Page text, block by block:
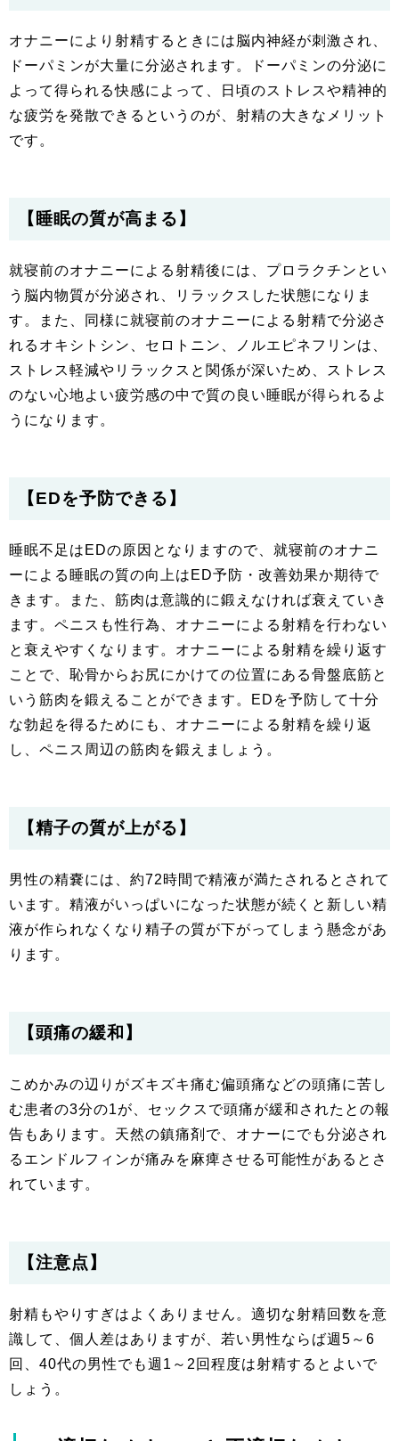
オナニーにより射精するときには脳内神経が刺激され、
ドーパミンが大量に分泌されます。ドーパミンの分泌に
よって得られる快感によって、日頃のストレスや精神的
な疲労を発散できるというのが、射精の大きなメリット
です。
【睡眠の質が高まる】
就寝前のオナニーによる射精後には、プロラクチンとい
う脳内物質が分泌され、リラックスした状態になりま
す。また、同様に就寝前のオナニーによる射精で分泌さ
れるオキシトシン、セロトニン、ノルエピネフリンは、
ストレス軽減やリラックスと関係が深いため、ストレス
のない心地よい疲労感の中で質の良い睡眠が得られるよ
うになります。
【EDを予防できる】
睡眠不足はEDの原因となりますので、就寝前のオナニ
ーによる睡眠の質の向上はED予防・改善効果か期待で
きます。また、筋肉は意識的に鍛えなければ衰えていき
ます。ペニスも性行為、オナニーによる射精を行わない
と衰えやすくなります。オナニーによる射精を繰り返す
ことで、恥骨からお尻にかけての位置にある骨盤底筋と
いう筋肉を鍛えることができます。EDを予防して十分
な勃起を得るためにも、オナニーによる射精を繰り返
し、ペニス周辺の筋肉を鍛えましょう。
【精子の質が上がる】
男性の精嚢には、約72時間で精液が満たされるとされて
います。精液がいっぱいになった状態が続くと新しい精
液が作られなくなり精子の質が下がってしまう懸念があ
ります。
【頭痛の緩和】
こめかみの辺りがズキズキ痛む偏頭痛などの頭痛に苦し
む患者の3分の1が、セックスで頭痛が緩和されたとの報
告もあります。天然の鎮痛剤で、オナーにでも分泌され
るエンドルフィンが痛みを麻痺させる可能性があるとさ
れています。
【注意点】
射精もやりすぎはよくありません。適切な射精回数を意
識して、個人差はありますが、若い男性ならば週5～6
回、40代の男性でも週1～2回程度は射精するとよいで
しょう。